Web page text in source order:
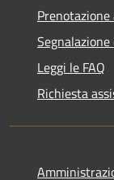
Leggi le FAQ
Richiesta